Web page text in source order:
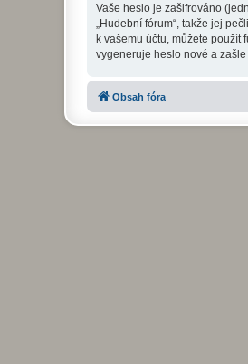
Vaše heslo je zašifrováno
„Hudební fórum“, takže jej
k vašemu účtu, můžete použít
vygeneruje heslo nové a
Obsah fóra